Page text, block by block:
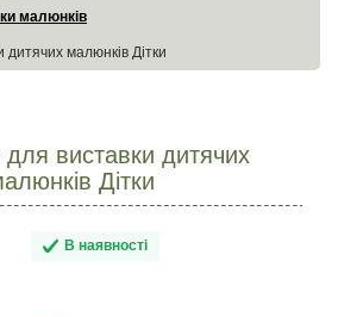
малюнків
малюнків Дітки
виставки дитячих
Дітки
В наявності